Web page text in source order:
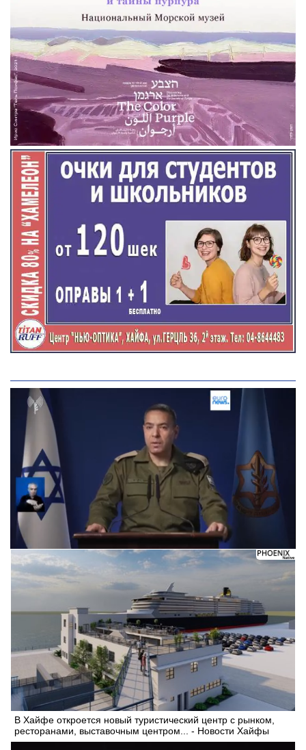
В Хайфе откроется новый туристический центр с рынком,
ресторанами, выставочным центром... - Новости Хайфы